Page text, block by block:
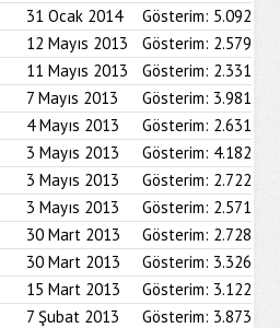
31 Ocak 2014 Gösterim: 5.092
12 Mayıs 2013 Gösterim: 2.579
11 Mayıs 2013 Gösterim: 2.331
7 Mayıs 2013 Gösterim: 3.981
4 Mayıs 2013 Gösterim: 2.631
3 Mayıs 2013 Gösterim: 4.182
3 Mayıs 2013 Gösterim: 2.722
3 Mayıs 2013 Gösterim: 2.571
30 Mart 2013 Gösterim: 2.728
30 Mart 2013 Gösterim: 3.326
15 Mart 2013 Gösterim: 3.122
7 Şubat 2013 Gösterim: 3.873